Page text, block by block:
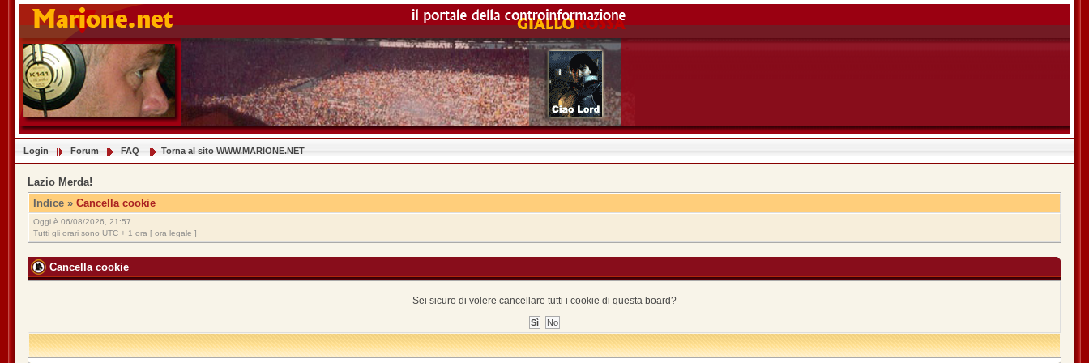
Login Forum FAQ Torna al sito WWW.MARIONE.NET
Lazio Merda!
Indice » Cancella cookie
Oggi è 06/08/2026, 21:57
Tutti gli orari sono UTC + 1 ora [ ora legale ]
Cancella cookie
Sei sicuro di volere cancellare tutti i cookie di questa board?